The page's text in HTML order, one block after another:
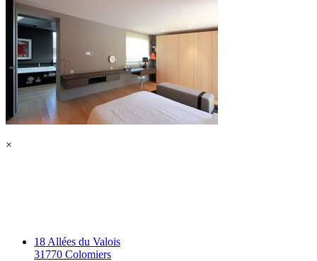
×
18 Allées du Valois
31770 Colomiers